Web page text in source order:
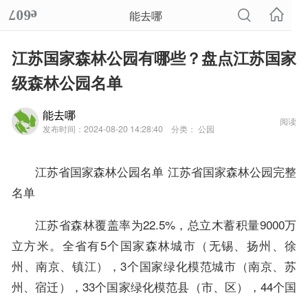
能去哪
江苏国家森林公园有哪些？盘点江苏国家
级森林公园名单
能去哪
发布时间：2024-08-20 14:28:40 分类： 公园
阅读
江苏省国家森林公园名单 江苏省国家森林公园完整
名单
江苏省森林覆盖率为22.5%，总立木蓄积量9000万
立方米。全省有5个国家森林城市（无锡、扬州、徐
州、南京、镇江），3个国家绿化模范城市（南京、苏
州、宿迁），33个国家绿化模范县（市、区），44个国